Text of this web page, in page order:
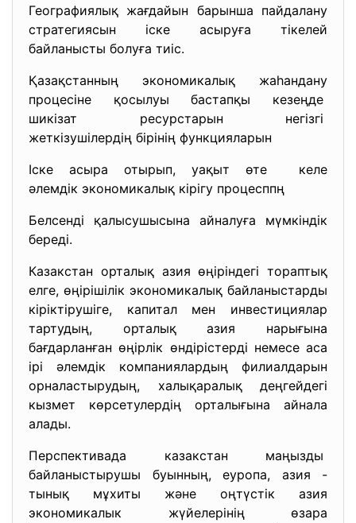
Географиялық жағдайын барынша пайдалану
стратегиясын іске асыруға тікелей
байланысты болуға тиіс.
Қазақстанның экономикалық жаhандану
процесіне қосылуы бастапқы кезеңде
шикізат ресурстарын негізгі
жеткізушілердің бірінің функцияларын
Іске асыра отырып, уақыт өте келе
әлемдік экономикалық кірігу процесппң
Белсенді қалысушысына айналуға мүмкіндік
береді.
Казакстан орталық азия өңіріндегі тораптық
елге, өңірішілік экономикалық байланыстарды
кіріктірушіге, капитал мен инвестициялар
тартудың, орталық азия нарығына
бағдарланған өңірлік өндірістерді немесе аса
ірі әлемдік компаниялардың филиалдарын
орналастырудың, халықаралық деңгейдегі
кызмет көрсетулердің орталығына айнала
алады.
Перспективада казакстан маңызды
байланыстырушы буынның, еуропа, азия -
тынық мұхиты және оңтүстік азия
экономикалык жүйелерінің өзара